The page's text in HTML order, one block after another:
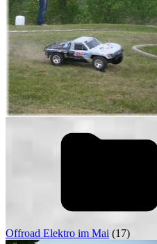
Offroad Elektro im Mai (17)